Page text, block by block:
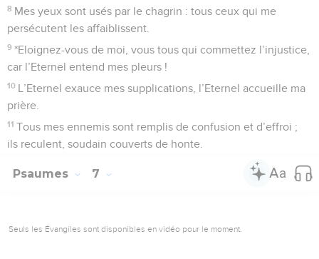
8 Mes yeux sont usés par le chagrin : tous ceux qui me
persécutent les affaiblissent.
9 *Eloignez-vous de moi, vous tous qui commettez l’injustice,
car l’Eternel entend mes pleurs !
10 L’Eternel exauce mes supplications, l’Eternel accueille ma
prière.
11 Tous mes ennemis sont remplis de confusion et d’effroi ;
ils reculent, soudain couverts de honte.
Psaumes 7
Seuls les Évangiles sont disponibles en vidéo pour le moment.